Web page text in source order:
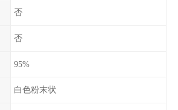
否
否
95%
白色粉末状